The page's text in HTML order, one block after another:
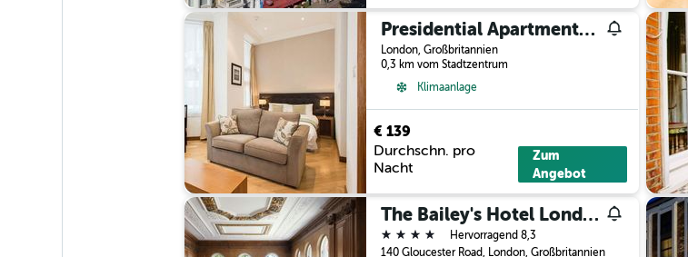
Presidential Apartments Kensington
London, Großbritannien
0,3 km vom Stadtzentrum
Klimaanlage
€ 139
Durchschn. pro
Nacht
Zum
Angebot
The Bailey's Hotel London Kensington
4 Sterne
Hervorragend 8,3
140 Gloucester Road, London, Großbritannien